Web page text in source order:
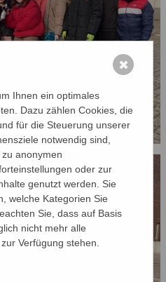
Ihnen ein optimales
Dazu zählen Cookies, die
für die Steuerung unserer
notwendig sind,
anonymen
oder zur
genutzt werden. Sie
welche Kategorien Sie
Sie, dass auf Basis
nicht mehr alle
Verfügung stehen.
✖